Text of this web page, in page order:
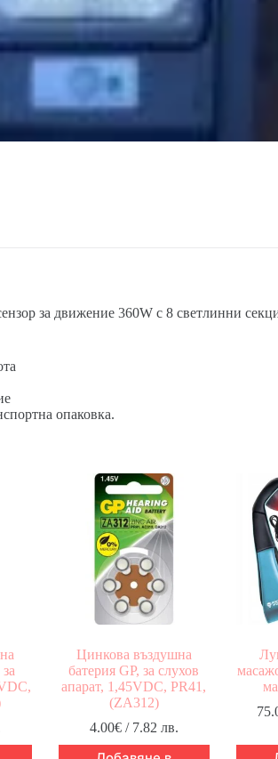
за движение 360W с 8 светлинни
опаковка.
Цинкова въздушна
батерия GP, за слухов
апарат, 1,45VDC, PR41,
(ZA312)
4.00€/ 7.82 лв.